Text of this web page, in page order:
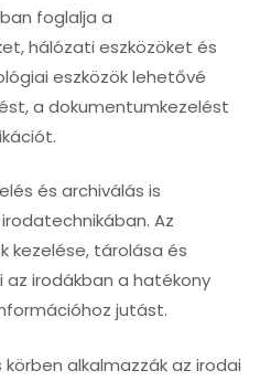
foglalja a
hálózati eszközöket és
eszközök lehetővé
a dokumentumkezelést
és archiválás is
Az
kezelése, tárolása és
irodákban a hatékony
jutást.
alkalmazzák az irodai